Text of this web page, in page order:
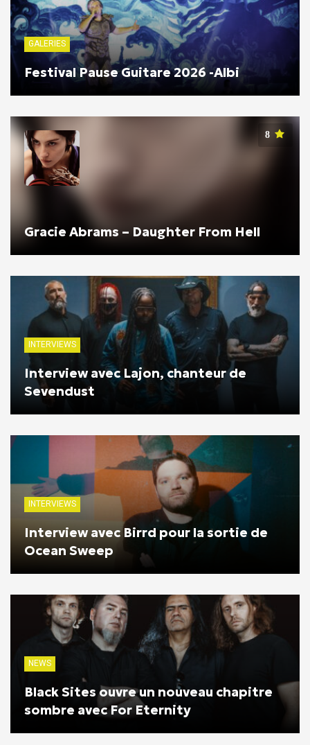
GALERIES
Festival Pause Guitare 2026 -Albi
8
Gracie Abrams – Daughter From Hell
INTERVIEWS
Interview avec Lajon, chanteur de
Sevendust
INTERVIEWS
Interview avec Birrd pour la sortie de
Ocean Sweep
NEWS
Black Sites ouvre un nouveau chapitre
sombre avec For Eternity